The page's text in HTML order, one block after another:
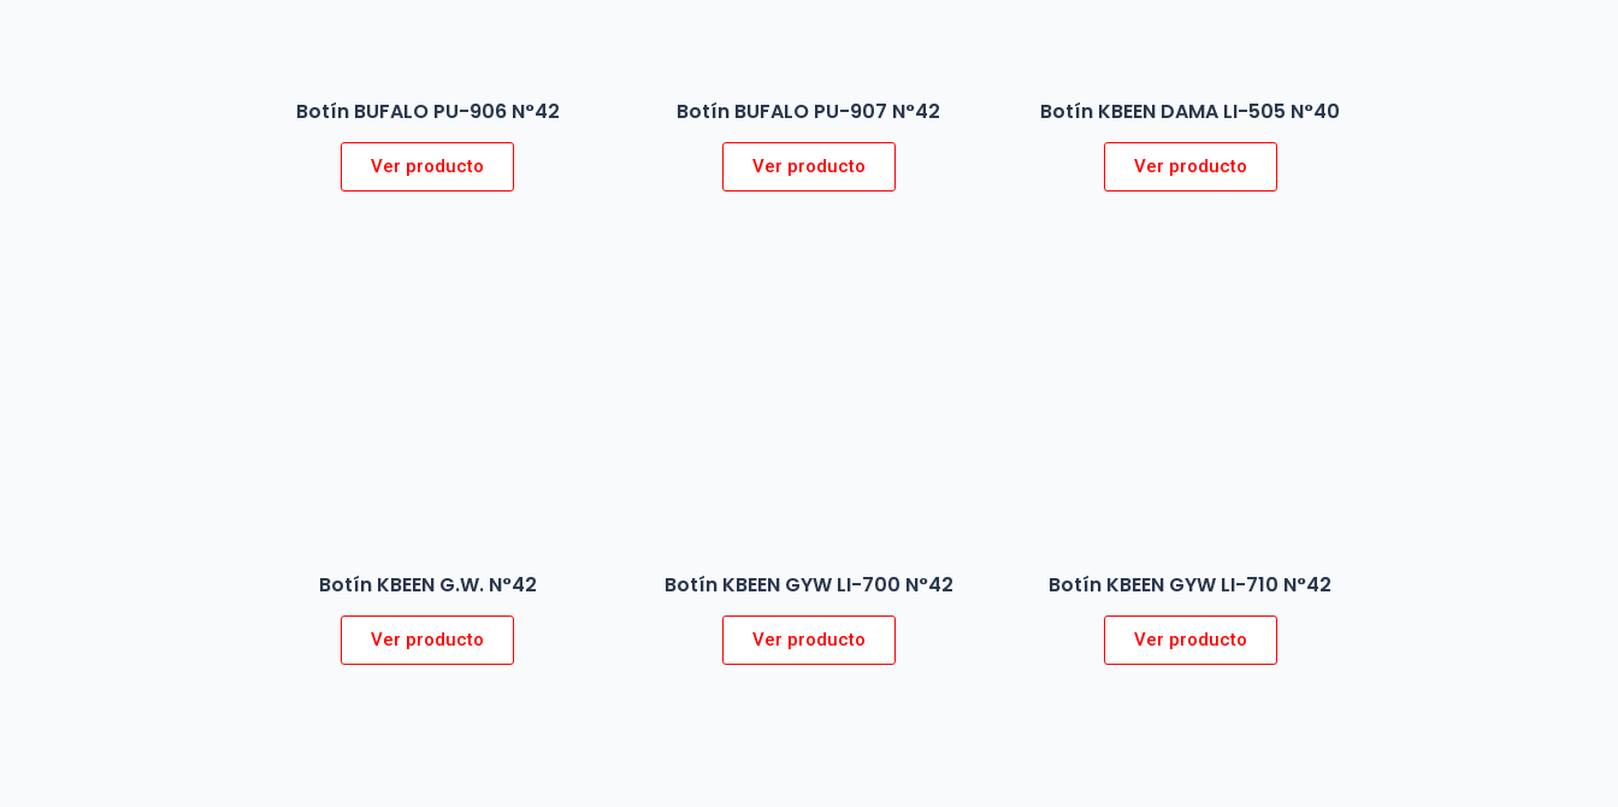
Botín BUFALO PU-906 N°42
Ver producto
Botín BUFALO PU-907 N°42
Ver producto
Botín KBEEN DAMA LI-505 N°40
Ver producto
Botín KBEEN G.W. N°42
Ver producto
Botín KBEEN GYW LI-700 N°42
Ver producto
Botín KBEEN GYW LI-710 N°42
Ver producto